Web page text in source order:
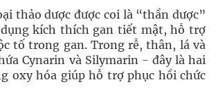
thảo dược được coi là “thần dược”
dụng kích thích gan tiết mật, hỗ trợ
tố trong gan. Trong rễ, thân, lá và
Cynarin và Silymarin - đây là hai
oxy hóa giúp hỗ trợ phục hồi chức